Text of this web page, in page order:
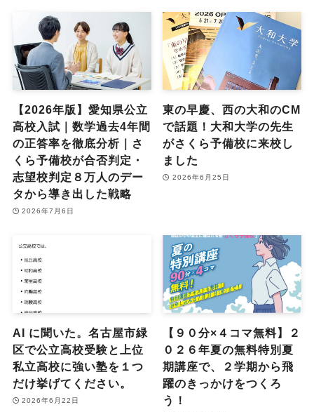
【2026年版】愛知県公立
高校入試｜数学過去4年間
の正答率を徹底分析｜さ
くら予備校が合否判定・
志望校判定８万人のデー
タから導き出した戦略
2026年7月6日
東の早慶、西の大和のCM
で話題！大和大学の先生
がさくら予備校に来校し
ました
2026年6月25日
AI に聞いた。名古屋市緑
区で公立高校受験と上位
私立高校に強い塾を１つ
だけ挙げてください。
2026年6月22日
【９０分×４コマ無料】２
０２６年夏の無料特別夏
期講座で、２学期から飛
躍のきっかけをつくろ
う！